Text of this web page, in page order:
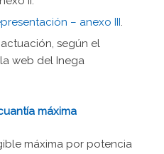
– anexo III
según el
web del Inega
máxima
máxima por potencia